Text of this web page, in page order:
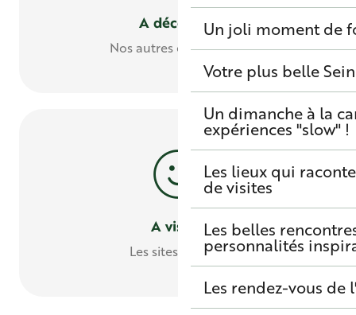
Un joli moment de
Votre plus belle
Un dimanche à la
expériences "slow" !
Les lieux qui
de visites
Les belles
personnalités
Les rendez-vous de
A découvrir
Nos autres expériences
A visiter
Les sites à visiter